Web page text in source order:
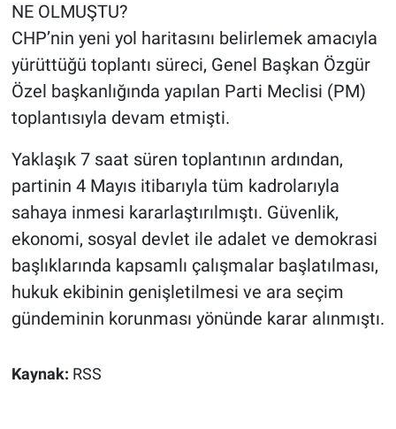
NE OLMUŞTU?
CHP’nin yeni yol haritasını belirlemek amacıyla
yürüttüğü toplantı süreci, Genel Başkan Özgür
Özel başkanlığında yapılan Parti Meclisi (PM)
toplantısıyla devam etmişti.
Yaklaşık 7 saat süren toplantının ardından,
partinin 4 Mayıs itibarıyla tüm kadrolarıyla
sahaya inmesi kararlaştırılmıştı. Güvenlik,
ekonomi, sosyal devlet ile adalet ve demokrasi
başlıklarında kapsamlı çalışmalar başlatılması,
hukuk ekibinin genişletilmesi ve ara seçim
gündeminin korunması yönünde karar alınmıştı.
Kaynak: RSS